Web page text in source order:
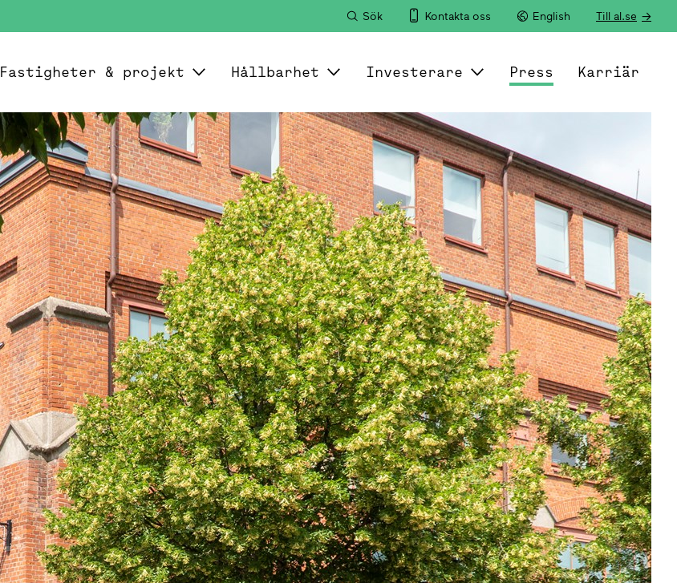
Sök Kontakta oss English Till al.se
Fastigheter & projekt Hållbarhet Investerare Press Karriär